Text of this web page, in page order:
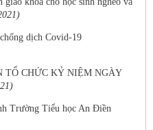
dịch Covid-19
TỔ CHỨC KỶ NIỆM NGÀY
Trường Tiểu học An Điền